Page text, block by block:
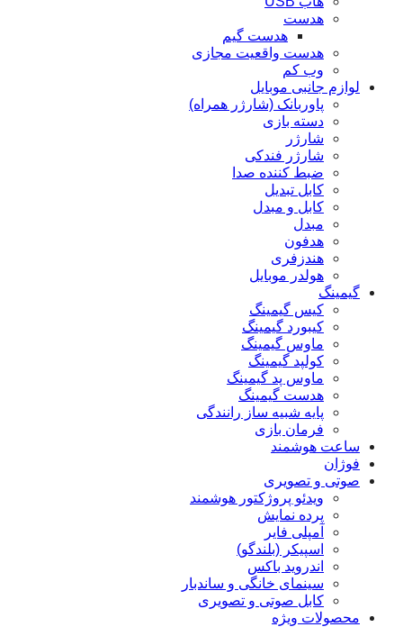
هدست
هدست گیم
هدست واقعیت مجازی
وب کم
لوازم جانبی موبایل
پاوربانک (شارژر همراه)
دسته بازی
شارژر
شارژر فندکی
ضبط کننده صدا
کابل تبدیل
کابل و مبدل
مبدل
هدفون
هندزفری
هولدر موبایل
گیمینگ
کیس گیمینگ
کیبورد گیمینگ
ماوس گیمینگ
کولپد گیمینگ
ماوس پد گیمینگ
هدست گیمینگ
پایه شبیه ساز رانندگی
فرمان بازی
ساعت هوشمند
فوژان
صوتی و تصویری
ویدئو پروژکتور هوشمند
پرده نمایش
آمپلی فایر
اسپیکر (بلندگو)
اندروید باکس
سینمای خانگی و ساندبار
کابل صوتی و تصویری
محصولات ویژه